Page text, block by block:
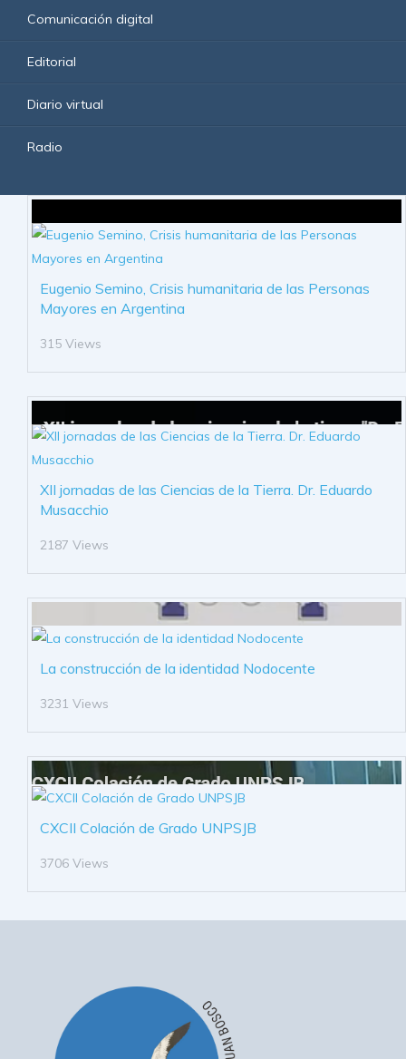
Comunicación digital
Editorial
Diario virtual
Radio
Eugenio Semino, Crisis humanitaria de las Personas
Mayores en Argentina
315 Views
XII jornadas de las Ciencias de la Tierra. Dr. Eduardo
Musacchio
2187 Views
La construcción de la identidad Nodocente
3231 Views
CXCII Colación de Grado UNPSJB
3706 Views